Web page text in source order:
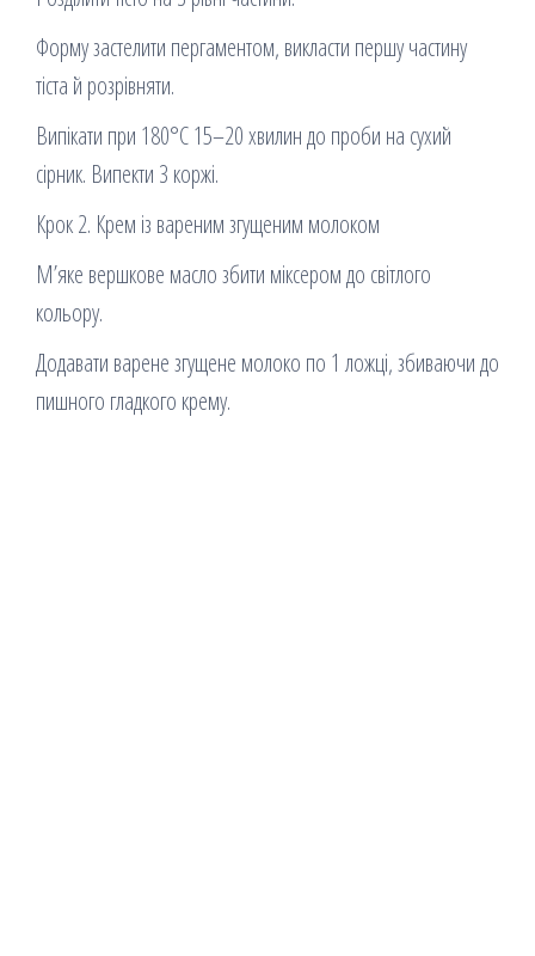
Форму застелити пергаментом, викласти першу частину
тіста й розрівняти.
Випікати при 180°C 15–20 хвилин до проби на сухий
сірник. Випекти 3 коржі.
Крок 2. Крем із вареним згущеним молоком
М’яке вершкове масло збити міксером до світлого
кольору.
Додавати варене згущене молоко по 1 ложці, збиваючи до
пишного гладкого крему.